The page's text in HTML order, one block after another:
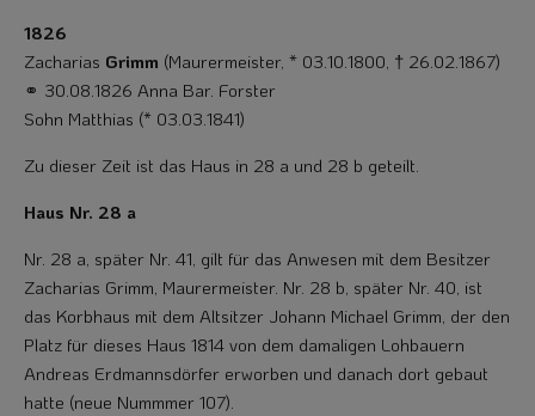
1826
Zacharias Grimm (Maurermeister, * 03.10.1800, † 26.02.1867)
⚭ 30.08.1826 Anna Bar. Forster
Sohn Matthias (* 03.03.1841)
Zu dieser Zeit ist das Haus in 28 a und 28 b geteilt.
Haus Nr. 28 a
Nr. 28 a, später Nr. 41, gilt für das Anwesen mit dem Besitzer
Zacharias Grimm, Maurermeister. Nr. 28 b, später Nr. 40, ist
das Korbhaus mit dem Altsitzer Johann Michael Grimm, der den
Platz für dieses Haus 1814 von dem damaligen Lohbauern
Andreas Erdmannsdörfer erworben und danach dort gebaut
hatte (neue Nummmer 107).